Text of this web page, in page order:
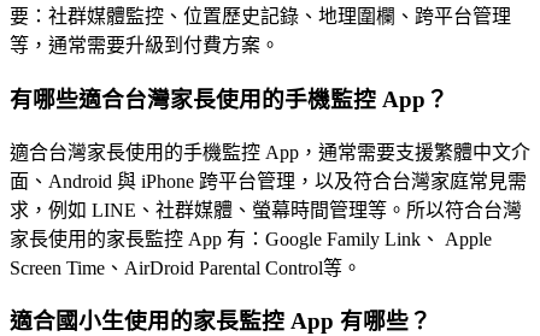
要：社群媒體監控、位置歷史記錄、地理圍欄、跨平台管理
等，通常需要升級到付費方案。
有哪些適合台灣家長使用的手機監控 App？
適合台灣家長使用的手機監控 App，通常需要支援繁體中文介
面、Android 與 iPhone 跨平台管理，以及符合台灣家庭常見需
求，例如 LINE、社群媒體、螢幕時間管理等。所以符合台灣
家長使用的家長監控 App 有：Google Family Link、 Apple
Screen Time、AirDroid Parental Control等。
適合國小生使用的家長監控 App 有哪些？